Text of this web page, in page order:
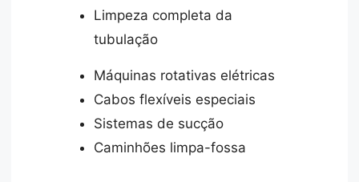
Limpeza completa da
tubulação
Máquinas rotativas elétricas
Cabos flexíveis especiais
Sistemas de sucção
Caminhões limpa-fossa